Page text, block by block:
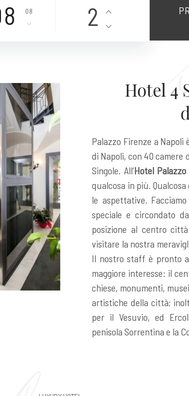
2
Hotel 4
Palazzo Firenze a Napoli
di Napoli, con 40 camere
Singole. All’Hotel
qualcosa in più.
le aspettative.
speciale e circondato
posizione al centro
visitare la nostra
Il nostro staff è pronto
maggiore interesse: il
chiese, monumenti,
artistiche della città;
per il Vesuvio, ed
penisola Sorrentina e la